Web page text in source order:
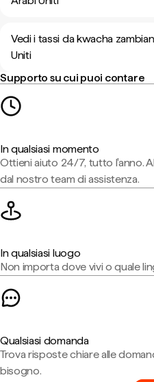
Vedi i tassi da kwacha
Uniti
Supporto su cui puoi contare
In qualsiasi momento
Ottieni aiuto 24/7, tutto l'anno.
dal nostro team di assistenza.
In qualsiasi luogo
Non importa dove vivi o quale
Qualsiasi domanda
Trova risposte chiare alle
bisogno.